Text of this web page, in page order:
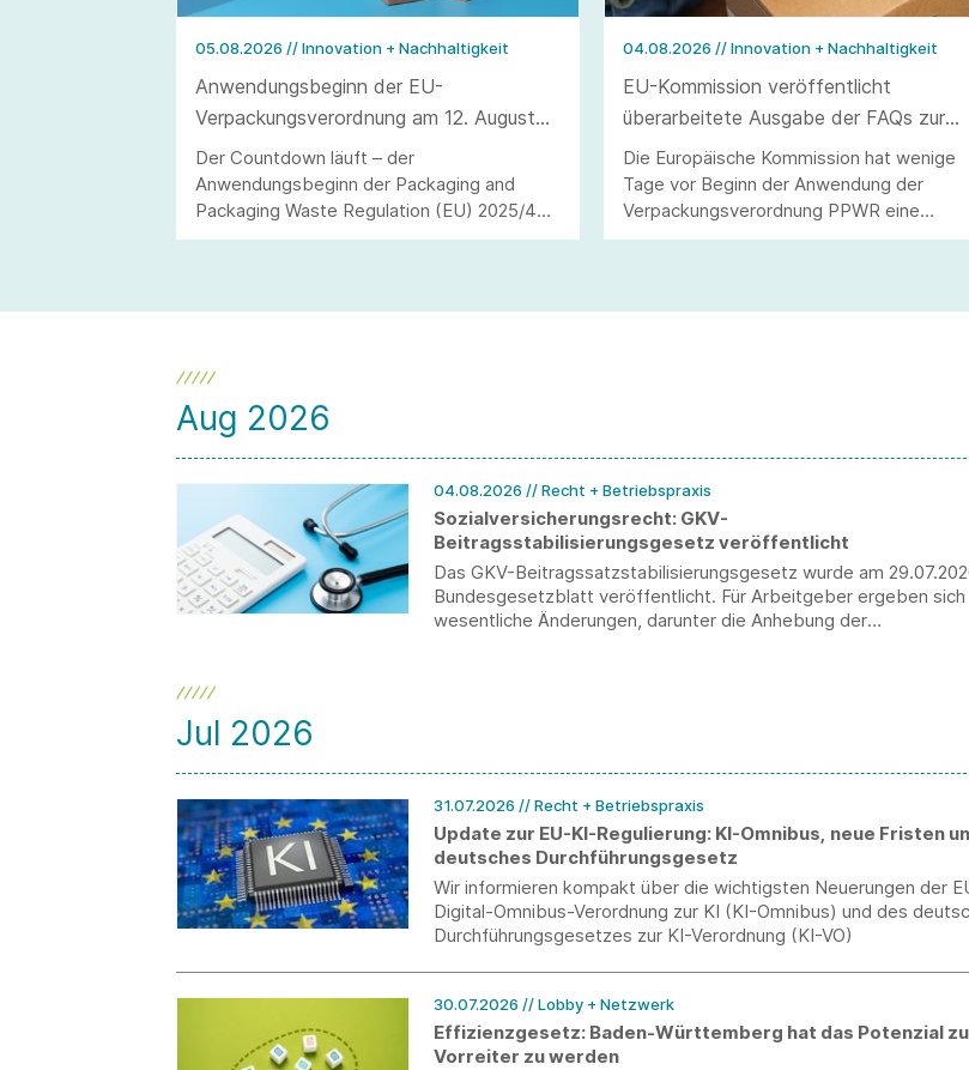
05.08.2026 // Innovation + Nachhaltigkeit
Anwendungsbeginn der EU-
Verpackungsverordnung am 12. August
2026
Der Countdown läuft – der
Anwendungsbeginn der Packaging and
Packaging Waste Regulation (EU) 2025/40
(kurz: PPWR) steht in den Startlöchern.
04.08.2026 // Innovation + Nachhaltigkeit
EU-Kommission veröffentlicht
überarbeitete Ausgabe der FAQs zur
Verpackungsverordnung PPWR
Die Europäische Kommission hat wenige
Tage vor Beginn der Anwendung der
Verpackungsverordnung PPWR eine
überarbeitete Ausgabe ihrer FAQs
Aug 2026
04.08.2026 // Recht + Betriebspraxis
Sozialversicherungsrecht: GKV-
Beitragsstabilisierungsgesetz veröffentlicht
Das GKV-Beitragssatzstabilisierungsgesetz wurde am
Bundesgesetzblatt veröffentlicht. Für Arbeitgeber ergeben sich
wesentliche Änderungen, darunter die Anhebung der
Jul 2026
31.07.2026 // Recht + Betriebspraxis
Update zur EU-KI-Regulierung: KI-Omnibus, neue Fristen
deutsches Durchführungsgesetz
Wir informieren kompakt über die wichtigsten Neuerungen der
Digital-Omnibus-Verordnung zur KI (KI-Omnibus) und des
Durchführungsgesetzes zur KI-Verordnung (KI-VO)
30.07.2026 // Lobby + Netzwerk
Effizienzgesetz: Baden-Württemberg hat das Potenzial
Vorreiter zu werden